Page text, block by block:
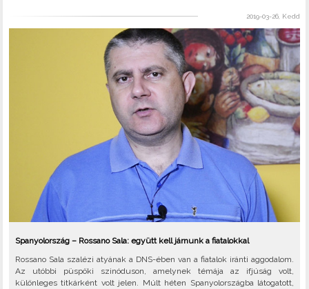
2019-03-26, Kedd
Spanyolország – Rossano Sala: együtt kell járnunk a fiatalokkal
Rossano Sala szalézi atyának a DNS-ében van a fiatalok iránti aggodalom.
Az utóbbi püspöki szinóduson, amelynek témája az ifjúság volt,
különleges titkárként volt jelen. Múlt héten Spanyolországba látogatott,